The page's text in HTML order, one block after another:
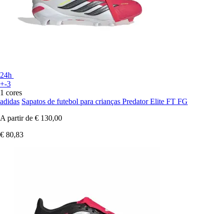
24h
+-3
1 cores
adidas Sapatos de futebol para crianças Predator Elite FT FG
A partir de € 130,00
€ 80,83